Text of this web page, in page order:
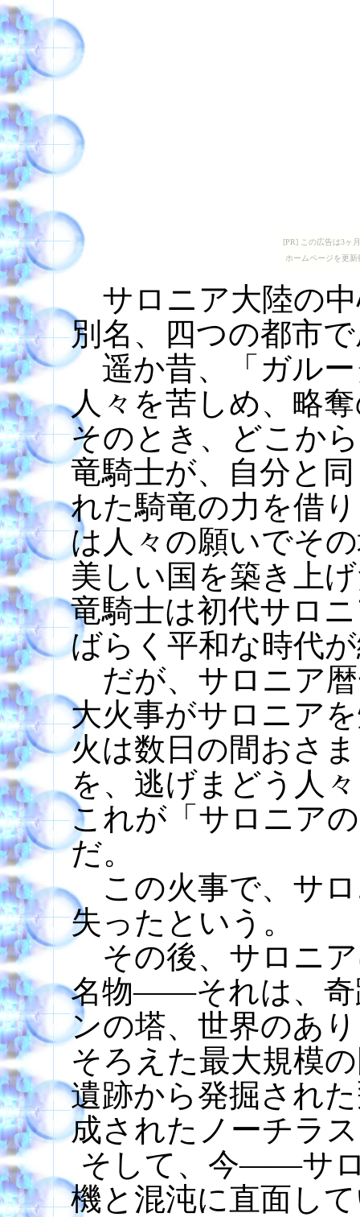
[PR] この広告は3ヶ
ホームページを更
サロニア大陸の
別名、四つの都市
遥か昔、「ガルー
人々を苦しめ、略
そのとき、どこか
竜騎士が、自分と
れた騎竜の力を借
は人々の願いでそ
美しい国を築き上
竜騎士は初代サロ
ばらく平和な時代
だが、サロニア
大火事がサロニア
火は数日の間おさ
を、逃げまどう人
これが「サロニア
だ。
この火事で、サロ
失ったという。
その後、サロニ
名物――それは、奇
ンの塔、世界のあ
そろえた最大規模
遺跡から発掘され
成されたノーチラ
そして、今――サ
機と混沌に直面し